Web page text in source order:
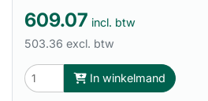
609.07 incl. btw
503.36 excl. btw
In winkelmand